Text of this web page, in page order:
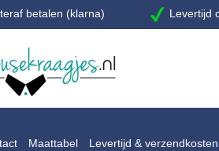
betalen (klarna) Levertijd
Maattabel Levertijd & verzendkosten